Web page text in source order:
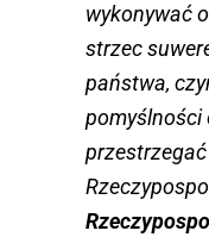
wykonywać
strzec
państwa,
pomyślności